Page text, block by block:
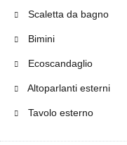
Scaletta da bagno
Bimini
Ecoscandaglio
Altoparlanti esterni
Tavolo esterno